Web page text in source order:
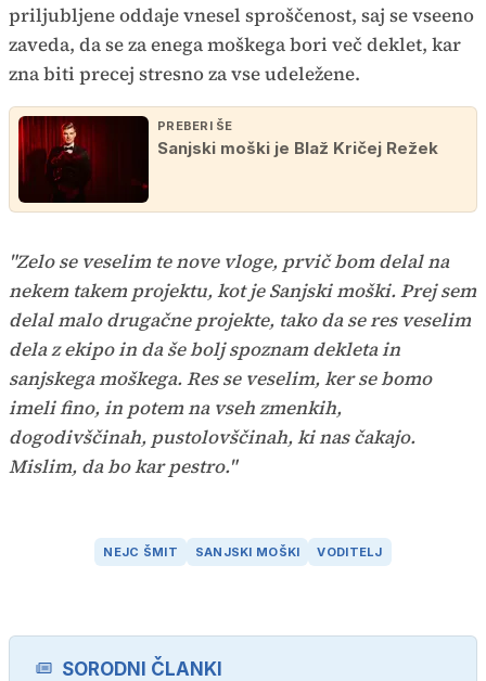
priljubljene oddaje vnesel sproščenost, saj se vseeno
zaveda, da se za enega moškega bori več deklet, kar
zna biti precej stresno za vse udeležene.
PREBERI ŠE
Sanjski moški je Blaž Kričej Režek
"Zelo se veselim te nove vloge, prvič bom delal na
nekem takem projektu, kot je Sanjski moški. Prej sem
delal malo drugačne projekte, tako da se res veselim
dela z ekipo in da še bolj spoznam dekleta in
sanjskega moškega. Res se veselim, ker se bomo
imeli fino, in potem na vseh zmenkih,
dogodivščinah, pustolovščinah, ki nas čakajo.
Mislim, da bo kar pestro."
NEJC ŠMIT SANJSKI MOŠKI VODITELJ
SORODNI ČLANKI